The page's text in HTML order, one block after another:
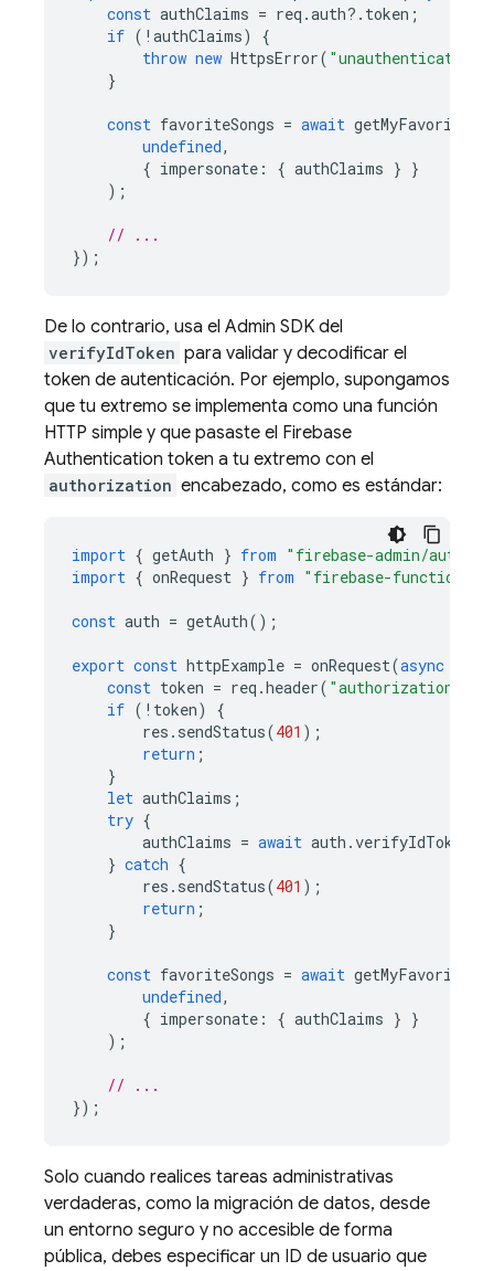
const authClaims = req .auth? . token ;
if ( ! authClaims)
{
throw new HttpsError( "unauthenticated"
}
const favoriteSongs = await
undefined,
{ impersonate : { authClaims } }
);
// ...
});
De lo contrario, usa el Admin SDK del
verifyIdToken para validar y decodificar el
token de autenticación. Por ejemplo, supongamos
que tu extremo se implementa como una función
HTTP simple y que pasaste el Firebase
Authentication token a tu extremo con el
authorization encabezado, como es estándar:
import { getAuth } from "firebase-admin/auth"
import { onRequest } from "firebase-functions/
const auth = getAuth();
export const httpExample = onRequest(async
const token = req .header( "authorization"
if ( ! token)
{
res . sendStatus(401 );
return ;
}
let authClaims ;
try {
authClaims = await auth .verifyIdToken
} catch {
res . sendStatus(401 );
return ;
}
const favoriteSongs = await
undefined,
{ impersonate : { authClaims } }
);
// ...
});
Solo cuando realices tareas administrativas
verdaderas, como la migración de datos, desde
un entorno seguro y no accesible de forma
pública, debes especificar un ID de usuario que